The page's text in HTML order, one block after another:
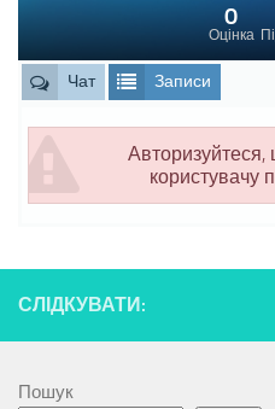
Оцінка
0
Чат Записи
Авторизуйтеся,
користувачу
СЛІДКУВАТИ:
Пошук